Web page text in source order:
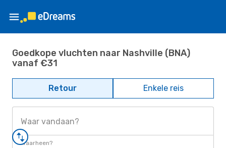
Goedkope vluchten naar Nashville (BNA)
vanaf €31
Retour Enkele reis
Waar vandaan?
Waarheen?